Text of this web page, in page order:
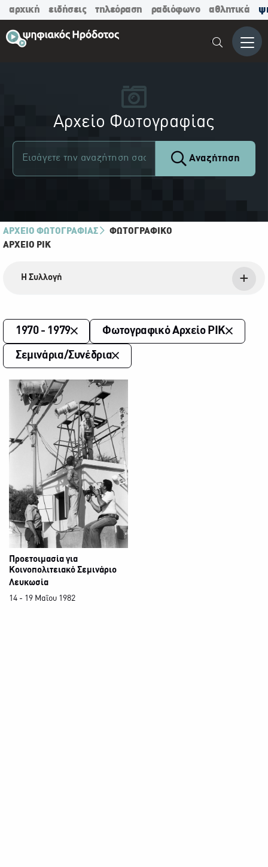
αρχική ειδήσεις τηλεόραση ραδιόφωνο αθλητικά
Μενού
Αρχείο Φωτογραφίας
Αναζήτηση
ΑΡΧΕΙΟ ΦΩΤΟΓΡΑΦΙΑΣ
ΦΩΤΟΓΡΑΦΙΚΌ
ΑΡΧΕΊΟ ΡΙΚ
Η Συλλογή
1970 - 1979 Φωτογραφικό Αρχείο ΡΙΚ
Σεμινάρια/Συνέδρια
Προετοιμασία για
Κοινοπολιτειακό Σεμινάριο
Λευκωσία
14 - 19 Μαΐου 1982